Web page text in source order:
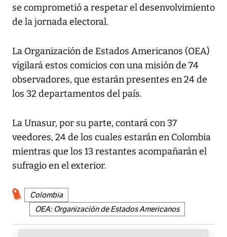
se comprometió a respetar el desenvolvimiento
de la jornada electoral.
La Organización de Estados Americanos (OEA)
vigilará estos comicios con una misión de 74
observadores, que estarán presentes en 24 de
los 32 departamentos del país.
La Unasur, por su parte, contará con 37
veedores, 24 de los cuales estarán en Colombia
mientras que los 13 restantes acompañarán el
sufragio en el exterior.
Colombia
OEA: Organización de Estados Americanos